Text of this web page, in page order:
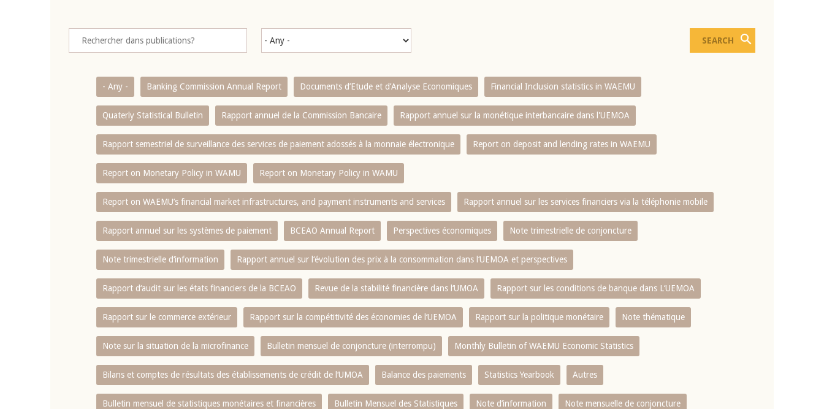
- Any - Banking Commission Annual Report Documents d’Etude et d’Analyse Economiques Financial Inclusion statistics in WAEMU
Quaterly Statistical Bulletin Rapport annuel de la Commission Bancaire Rapport annuel sur la monétique interbancaire dans l'UEMOA
Rapport semestriel de surveillance des services de paiement adossés à la monnaie électronique Report on deposit and lending rates in WAEMU
Report on Monetary Policy in WAMU Report on Monetary Policy in WAMU
Report on WAEMU’s financial market infrastructures, and payment instruments and services Rapport annuel sur les services financiers via la téléphonie mobile
Rapport annuel sur les systèmes de paiement BCEAO Annual Report Perspectives économiques Note trimestrielle de conjoncture
Note trimestrielle d‘information Rapport annuel sur l‘évolution des prix à la consommation dans l‘UEMOA et perspectives
Rapport d‘audit sur les états financiers de la BCEAO Revue de la stabilité financière dans l‘UMOA Rapport sur les conditions de banque dans L‘UEMOA
Rapport sur le commerce extérieur Rapport sur la compétitivité des économies de l‘UEMOA Rapport sur la politique monétaire Note thématique
Note sur la situation de la microfinance Bulletin mensuel de conjoncture (interrompu) Monthly Bulletin of WAEMU Economic Statistics
Bilans et comptes de résultats des établissements de crédit de l‘UMOA Balance des paiements Statistics Yearbook Autres
Bulletin mensuel de statistiques monétaires et financières Bulletin Mensuel des Statistiques Note d’information Note mensuelle de conjoncture